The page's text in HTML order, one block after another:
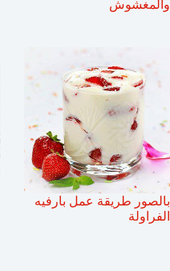
والمغشوش
بالصور طريقة عمل بارفيه
الفراولة